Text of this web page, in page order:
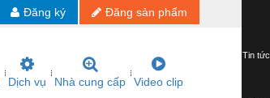
Đăng sản phẩm
Đăng ký
Dịch vụ Nhà cung cấp Video clip
Tin tức